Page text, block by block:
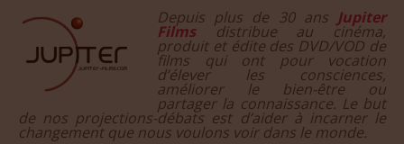
Depuis plus de 30 ans Jupiter
Filmsdistribue au cinéma,
produit et édite des DVD/VOD de
films qui ont pour vocation
d’élever les consciences,
améliorer le bien-être ou
partager la connaissance. Le but
de nos projections-débats est d’aider à incarner le
changement que nous voulons voir dans le monde.